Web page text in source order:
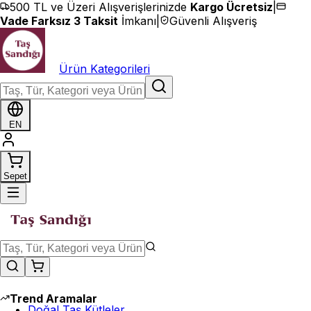
İçeriğe geç
500 TL ve Üzeri Alışverişlerinizde Kargo Ücretsiz
Vade Farksız 3 Taksit İmkanı Güvenli Alışveriş
Ürün Kategorileri
EN
Sepet
Trend Aramalar